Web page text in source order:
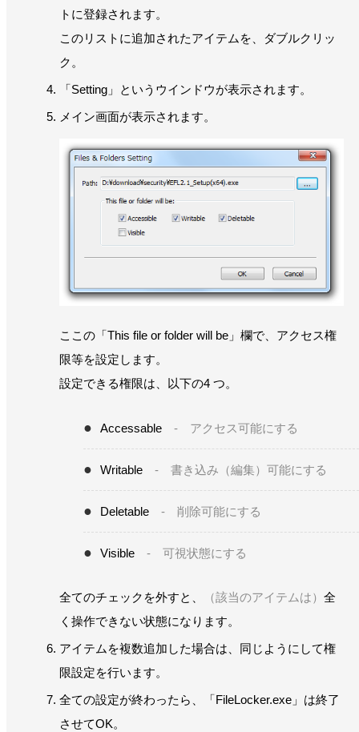
トに登録されます。
このリストに追加されたアイテムを、ダブルクリッ
ク。
「Setting」というウインドウが表示されます。
メイン画面が表示されます。
ここの「This file or folder will be」欄で、アクセス権
限等を設定します。
設定できる権限は、以下の4 つ。
Accessable - アクセス可能にする
Writable - 書き込み（編集）可能にする
Deletable - 削除可能にする
Visible - 可視状態にする
全てのチェックを外すと、 （該当のアイテムは） 全
く操作できない状態になります。
アイテムを複数追加した場合は、同じようにして権
限設定を行います。
全ての設定が終わったら、「FileLocker.exe」は終了
させてOK。